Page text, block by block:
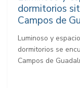
dormitorios
Campos de
Luminoso y
dormitorios se
Campos de